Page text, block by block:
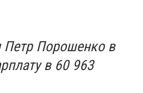
Петр Порошенко в
в 60 963